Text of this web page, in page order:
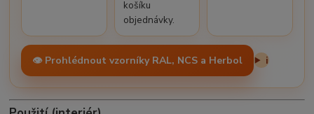
košíku
objednávky.
👁️ Prohlédnout vzorníky RAL, NCS a Herbol i